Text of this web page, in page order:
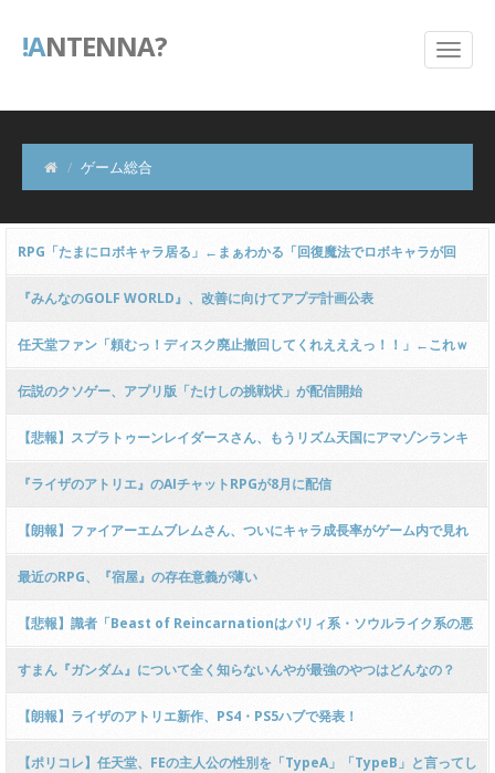
!ANTENNA?
ゲーム総合
RPG「たまにロボキャラ居る」←まぁわかる「回復魔法でロボキャラが回
復」←？
『みんなのGOLF WORLD』、改善に向けてアプデ計画公表
任天堂ファン「頼むっ！ディスク廃止撤回してくれえええっ！！」←これｗ
ｗｗｗｗｗｗｗｗｗ
伝説のクソゲー、アプリ版「たけしの挑戦状」が配信開始
【悲報】スプラトゥーンレイダースさん、もうリズム天国にアマゾンランキ
ングで敗北wwwwwwwww
『ライザのアトリエ』のAIチャットRPGが8月に配信
【朗報】ファイアーエムブレムさん、ついにキャラ成長率がゲーム内で見れ
るようになる
最近のRPG、『宿屋』の存在意義が薄い
【悲報】識者「Beast of Reincarnationはパリィ系・ソウルライク系の悪
い所を煮詰めたようなゲーム」
すまん『ガンダム』について全く知らないんやが最強のやつはどんなの？
【朗報】ライザのアトリエ新作、PS4・PS5ハブで発表！
【ポリコレ】任天堂、FEの主人公の性別を「TypeA」「TypeB」と言ってし